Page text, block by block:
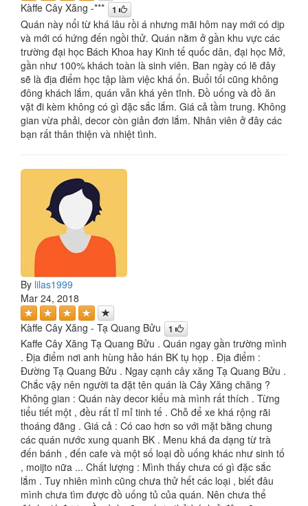
Kàffe Cây Xăng -*** 1
Quán này nổi từ khá lâu rồi á nhưng mãi hôm nay mới có dịp
và mới có hứng đến ngồi thử. Quán nằm ở gần khu vực các
trường đại học Bách Khoa hay Kinh tế quốc dân, đại học Mở,
gần như 100% khách toàn là sinh viên. Ban ngày có lẽ đây
sẽ là địa điểm học tập làm việc khá ổn. Buổi tối cũng không
đông khách lắm, quán vẫn khá yên tĩnh. Đồ uống và đồ ăn
vặt đi kèm không có gì đặc sắc lắm. Giá cả tầm trung. Không
gian vừa phải, decor còn giản đơn lắm. Nhân viên ở đây các
bạn rất thân thiện và nhiệt tình.
By lilas1999
Mar 24, 2018
Kàffe Cây Xăng - Tạ Quang Bửu 1
Kaffe Cây Xăng Tạ Quang Bửu . Quán ngay gần trường mình
. Địa điểm nơi anh hùng hảo hán BK tụ họp . Địa điểm :
Đường Tạ Quang Bửu . Ngay cạnh cây xăng Tạ Quang Bửu .
Chắc vậy nên người ta đặt tên quán là Cây Xăng chăng ?
Không gian : Quán này decor kiểu mà mình rất thích . Từng
tiểu tiết một , đều rất tỉ mỉ tinh tế . Chỗ để xe khá rộng rãi
thoáng đãng . Giá cả : Có cao hơn so với mặt bằng chung
các quán nước xung quanh BK . Menu khá đa dạng từ trà
đến bánh , đến cafe và một số loại đồ uống khác như sinh tố
, moijto nữa ... Chất lượng : Mình thấy chưa có gì đặc sắc
lắm . Tuy nhiên mình cũng chưa thử hết các loại , biết đâu
mình chưa tìm được đồ uống tủ của quán. Nên chưa thể